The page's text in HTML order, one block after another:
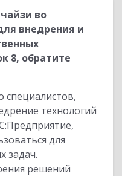
во
внедрения и
8, обратите
специалистов,
технологий
для
задач.
решений